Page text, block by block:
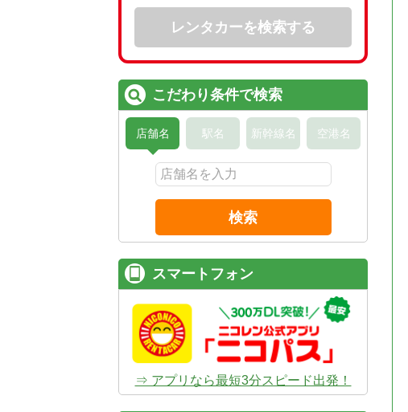
レンタカーを検索する
こだわり条件で検索
店舗名 駅名 新幹線名 空港名
検索
スマートフォン
⇒ アプリなら最短3分スピード出発！